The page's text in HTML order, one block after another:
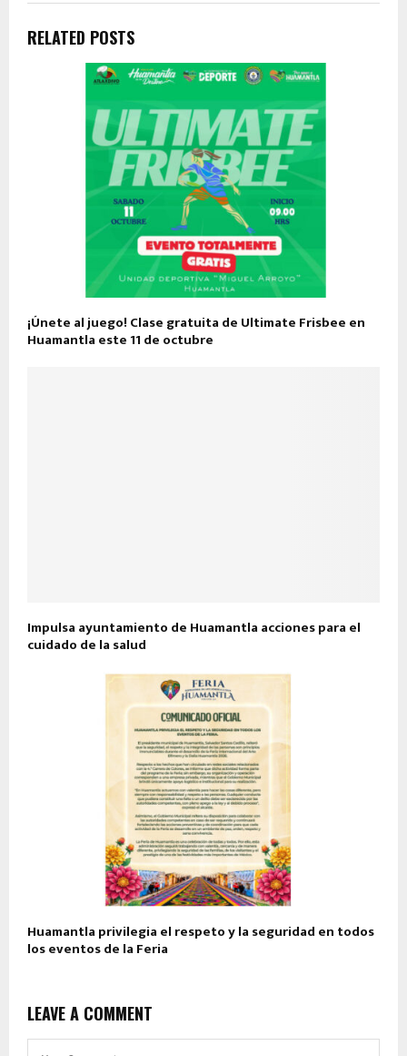
RELATED POSTS
¡Únete al juego! Clase gratuita de Ultimate Frisbee en
Huamantla este 11 de octubre
Impulsa ayuntamiento de Huamantla acciones para el
cuidado de la salud
Huamantla privilegia el respeto y la seguridad en todos
los eventos de la Feria
LEAVE A COMMENT